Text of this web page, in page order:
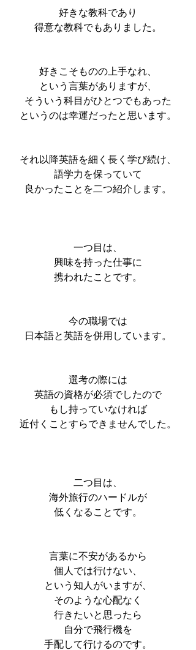
好きな教科であり
得意な教科でもありました。
好きこそものの上手なれ、
という言葉がありますが、
そういう科目がひとつでもあった
というのは幸運だったと思います。
それ以降英語を細く長く学び続け、
語学力を保っていて
良かったことを二つ紹介します。
一つ目は、
興味を持った仕事に
携われたことです。
今の職場では
日本語と英語を併用しています。
選考の際には
英語の資格が必須でしたので
もし持っていなければ
近付くことすらできませんでした。
二つ目は、
海外旅行のハードルが
低くなることです。
言葉に不安があるから
個人では行けない、
という知人がいますが、
そのような心配なく
行きたいと思ったら
自分で飛行機を
手配して行けるのです。